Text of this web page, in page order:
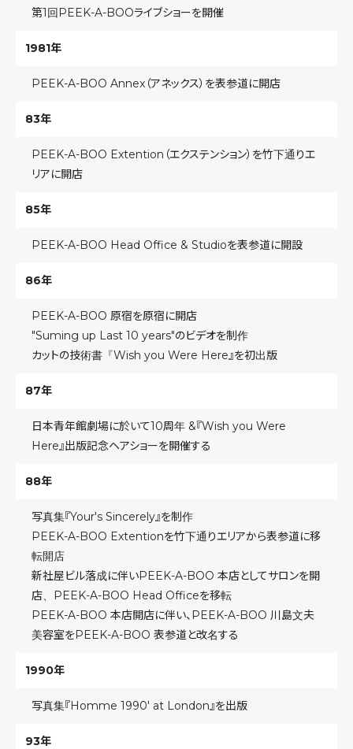
第1回PEEK-A-BOOライブショーを開催
1981年
PEEK-A-BOO Annex（アネックス）を表参道に開店
83年
PEEK-A-BOO Extention（エクステンション）を竹下通りエ
リアに開店
85年
PEEK-A-BOO Head Office & Studioを表参道に開設
86年
PEEK-A-BOO 原宿を原宿に開店
"Suming up Last 10 years"のビデオを制作
カットの技術書『Wish you Were Here』を初出版
87年
日本青年館劇場に於いて10周年 &『Wish you Were
Here』出版記念ヘアショーを開催する
88年
写真集『Your's Sincerely』を制作
PEEK-A-BOO Extentionを竹下通りエリアから表参道に移
転開店
新社屋ビル落成に伴いPEEK-A-BOO 本店としてサロンを開
店、PEEK-A-BOO Head Officeを移転
PEEK-A-BOO 本店開店に伴い、PEEK-A-BOO 川島文夫
美容室をPEEK-A-BOO 表参道と改名する
1990年
写真集『Homme 1990' at London』を出版
93年